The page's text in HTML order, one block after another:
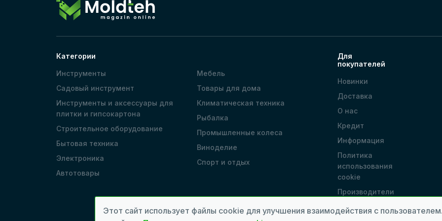
Категории
Инструменты
Садовый инструмент
Инструменты и аксессуары для
плитки и гипсокартона
Строительное оборудование
Бытовая техника
Электроника
Автотовары
Мебель
Товары для дома
Климатическая техника
Рыбалка
Промышленные колеса
Виноделие
Спорт и отдых
Для
покупателей
Новинки
Доставка
О нас
Кредит
Информация
Политика
использования
cookie
Производители
Наши магазины
Этот сайт использует файлы cookie для улучшения взаимодействия с